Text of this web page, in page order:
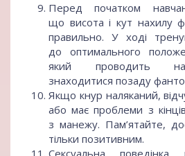
Перед початком
що висота і кут нахилу
правильно. У ході
до оптимального
який проводить
знаходитися позаду
Якщо кнур наляканий,
або має проблеми з
з манежу. Пам’ятайте,
тільки позитивним.
Сексуальна поведінка